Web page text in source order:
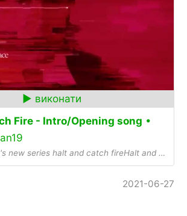
Fire - Intro/Opening song •
The intro to amc's new series halt and catch fireHalt and Catch Fire is an American period drama television series created by Christopher Cantwell and Christ...
2021-06-27